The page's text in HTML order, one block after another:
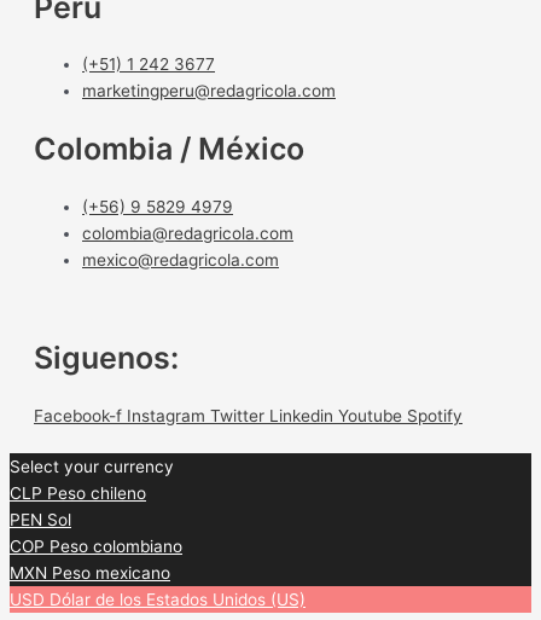
(+51) 1 242 3677
marketingperu@redagricola.com
Colombia / México
(+56) 9 5829 4979
colombia@redagricola.com
mexico@redagricola.com
Siguenos:
Facebook-f Instagram Twitter Linkedin Youtube Spotify
Select your currency
CLP Peso chileno
PEN Sol
COP Peso colombiano
MXN Peso mexicano
USD Dólar de los Estados Unidos (US)